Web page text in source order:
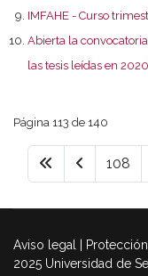
IMFAHE - Curso
Abierta la
las tesis leídas en
Página 113 de 140
108
Aviso legal |
2025 Universidad de